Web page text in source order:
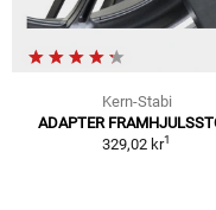
Kern-Stabi
ADAPTER
329,02 kr1